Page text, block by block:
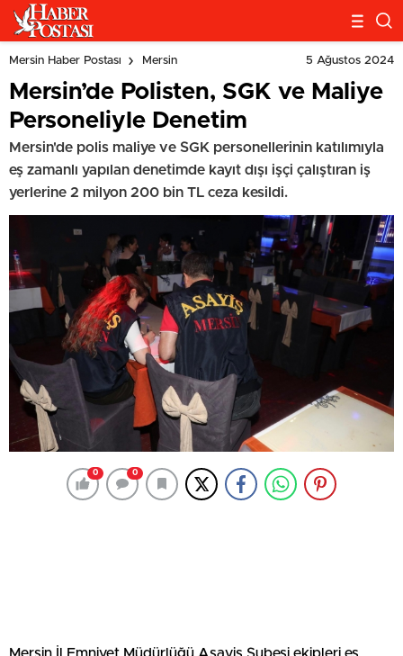
Mersin Haber Postası Mersin 5 Ağustos 2024
Mersin’de Polisten, SGK ve Maliye
Personeliyle Denetim
Mersin'de polis maliye ve SGK personellerinin katılımıyla
eş zamanlı yapılan denetimde kayıt dışı işçi çalıştıran iş
yerlerine 2 milyon 200 bin TL ceza kesildi.
0 0
Mersin İl Emniyet Müdürlüğü Asayiş Şubesi ekipleri eş